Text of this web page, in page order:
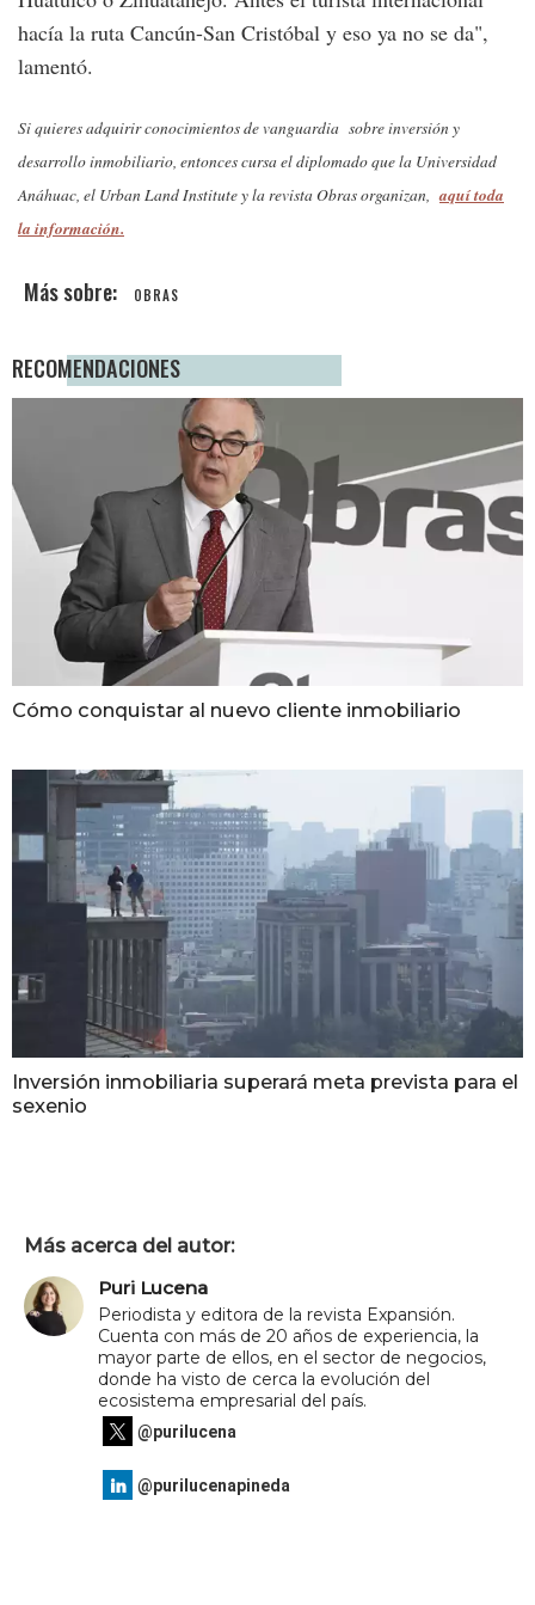
hacía la ruta Cancún-San Cristóbal y eso ya no se da",
lamentó.
Si quieres adquirir conocimientos de vanguardia sobre inversión y
desarrollo inmobiliario, entonces cursa el diplomado que la Universidad
Anáhuac, el Urban Land Institute y la revista Obras organizan, aquí toda
la información.
OBRAS
RECOMENDACIONES
Cómo conquistar al nuevo cliente inmobiliario
Inversión inmobiliaria superará meta prevista para el
sexenio
Más acerca del autor:
Puri Lucena
Periodista y editora de la revista Expansión.
Cuenta con más de 20 años de experiencia, la
mayor parte de ellos, en el sector de negocios,
donde ha visto de cerca la evolución del
ecosistema empresarial del país.
@purilucena
@purilucenapineda